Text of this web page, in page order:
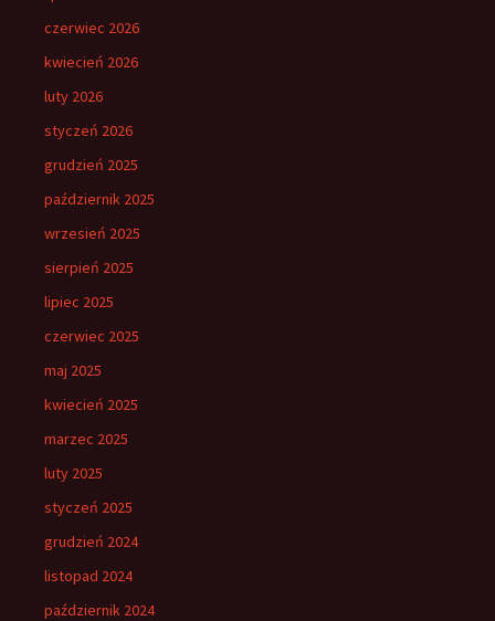
czerwiec 2026
kwiecień 2026
luty 2026
styczeń 2026
grudzień 2025
październik 2025
wrzesień 2025
sierpień 2025
lipiec 2025
czerwiec 2025
maj 2025
kwiecień 2025
marzec 2025
luty 2025
styczeń 2025
grudzień 2024
listopad 2024
październik 2024